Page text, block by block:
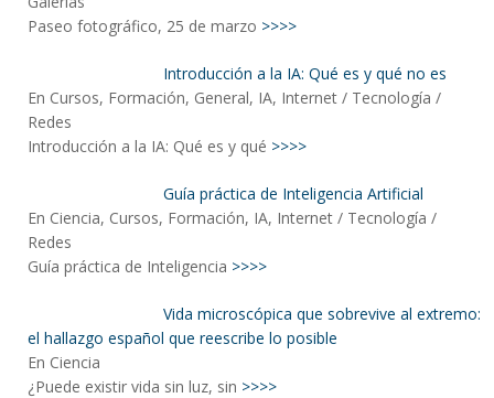
Paseo fotográfico, 25 de marzo >>>>
Introducción a la IA: Qué es y qué no es
En Cursos, Formación, General, IA, Internet / Tecnología /
Redes
Introducción a la IA: Qué es y qué >>>>
Guía práctica de Inteligencia Artificial
En Ciencia, Cursos, Formación, IA, Internet / Tecnología /
Redes
Guía práctica de Inteligencia >>>>
Vida microscópica que sobrevive al extremo:
el hallazgo español que reescribe lo posible
En Ciencia
¿Puede existir vida sin luz, sin >>>>